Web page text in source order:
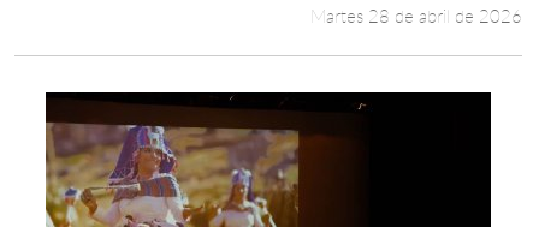
Martes 28 de abril de 2026